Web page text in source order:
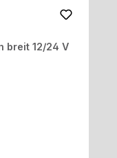
breit 12/24 V